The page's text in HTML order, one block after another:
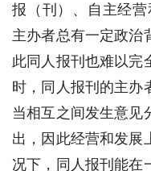
报（刊）、自主经
主办者总有一定政治
此同人报刊也难以完
时，同人报刊的主办
当相互之间发生意见
出，因此经营和发展
况下，同人报刊能在